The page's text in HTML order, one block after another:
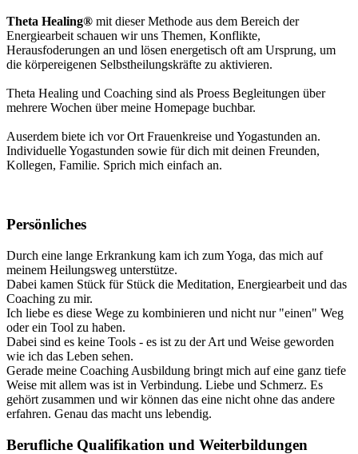
Theta Healing® mit dieser Methode aus dem Bereich der
Energiearbeit schauen wir uns Themen, Konflikte,
Herausfoderungen an und lösen energetisch oft am Ursprung, um
die körpereigenen Selbstheilungskräfte zu aktivieren.
Theta Healing und Coaching sind als Proess Begleitungen über
mehrere Wochen über meine Homepage buchbar.
Auserdem biete ich vor Ort Frauenkreise und Yogastunden an.
Individuelle Yogastunden sowie für dich mit deinen Freunden,
Kollegen, Familie. Sprich mich einfach an.
Persönliches
Durch eine lange Erkrankung kam ich zum Yoga, das mich auf
meinem Heilungsweg unterstütze.
Dabei kamen Stück für Stück die Meditation, Energiearbeit und das
Coaching zu mir.
Ich liebe es diese Wege zu kombinieren und nicht nur "einen" Weg
oder ein Tool zu haben.
Dabei sind es keine Tools - es ist zu der Art und Weise geworden
wie ich das Leben sehen.
Gerade meine Coaching Ausbildung bringt mich auf eine ganz tiefe
Weise mit allem was ist in Verbindung. Liebe und Schmerz. Es
gehört zusammen und wir können das eine nicht ohne das andere
erfahren. Genau das macht uns lebendig.
Berufliche Qualifikation und Weiterbildungen